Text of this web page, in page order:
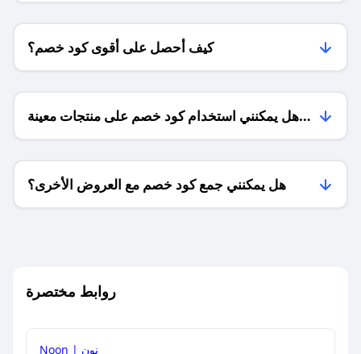
كيف أحصل على أقوى كود خصم؟
هل يمكنني استخدام كود خصم على منتجات معينة
فقط؟
هل يمكنني جمع كود خصم مع العروض الأخرى؟
روابط مختصرة
Noon | نون